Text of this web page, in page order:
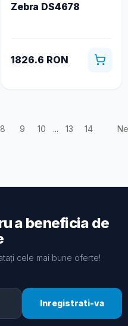
Zebra DS4678
1826.6 RON
8 9 10 ... 13 14
a beneficia de
cele mai bune oferte!
Inregistrati-va